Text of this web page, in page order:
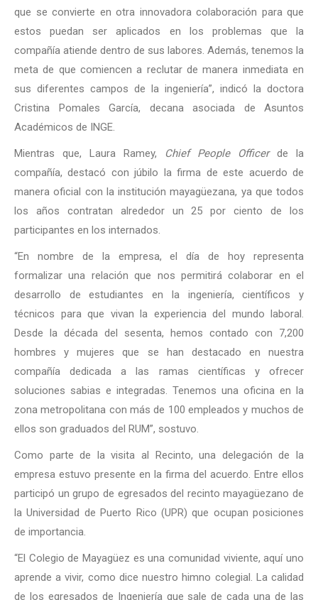
que se convierte en otra innovadora colaboración para que
estos puedan ser aplicados en los problemas que la
compañía atiende dentro de sus labores. Además, tenemos la
meta de que comiencen a reclutar de manera inmediata en
sus diferentes campos de la ingeniería”, indicó la doctora
Cristina Pomales García, decana asociada de Asuntos
Académicos de INGE.
Mientras que, Laura Ramey, Chief People Officerde la
compañía, destacó con júbilo la firma de este acuerdo de
manera oficial con la institución mayagüezana, ya que todos
los años contratan alrededor un 25 por ciento de los
participantes en los internados.
“En nombre de la empresa, el día de hoy representa
formalizar una relación que nos permitirá colaborar en el
desarrollo de estudiantes en la ingeniería, científicos y
técnicos para que vivan la experiencia del mundo laboral.
Desde la década del sesenta, hemos contado con 7,200
hombres y mujeres que se han destacado en nuestra
compañía dedicada a las ramas científicas y ofrecer
soluciones sabias e integradas. Tenemos una oficina en la
zona metropolitana con más de 100 empleados y muchos de
ellos son graduados del RUM”, sostuvo.
Como parte de la visita al Recinto, una delegación de la
empresa estuvo presente en la firma del acuerdo. Entre ellos
participó un grupo de egresados del recinto mayagüezano de
la Universidad de Puerto Rico (UPR) que ocupan posiciones
de importancia.
“El Colegio de Mayagüez es una comunidad viviente, aquí uno
aprende a vivir, como dice nuestro himno colegial. La calidad
de los egresados de Ingeniería que sale de cada una de las